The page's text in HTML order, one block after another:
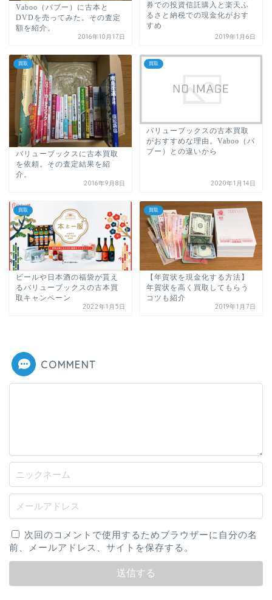
Vaboo（バブー）に古本と
DVDを売ってみた。その査定
額を紹介。
2016年10月17日
券での投資信託購入と楽天ふ
るさと納税での現金化がおす
すめ
2019年1月6日
買取
バリューブックスに古本買取
を依頼。その査定結果を紹
介。
2016年9月8日
買取
バリューブックスの古本買取
がおすすめな理由。Vaboo（バ
ブー）との違いから
2020年1月14日
買取
ビールや日本酒の福袋が貰え
るバリューブックスの古本買
取キャンペーン
2022年1月5日
買取
【年賀状を現金化する方法】
年賀状を高く買取してもらう
コツも紹介
2019年1月7日
COMMENT
次回のコメントで使用するためブラウザーに自分の名
前、メールアドレス、サイトを保存する。